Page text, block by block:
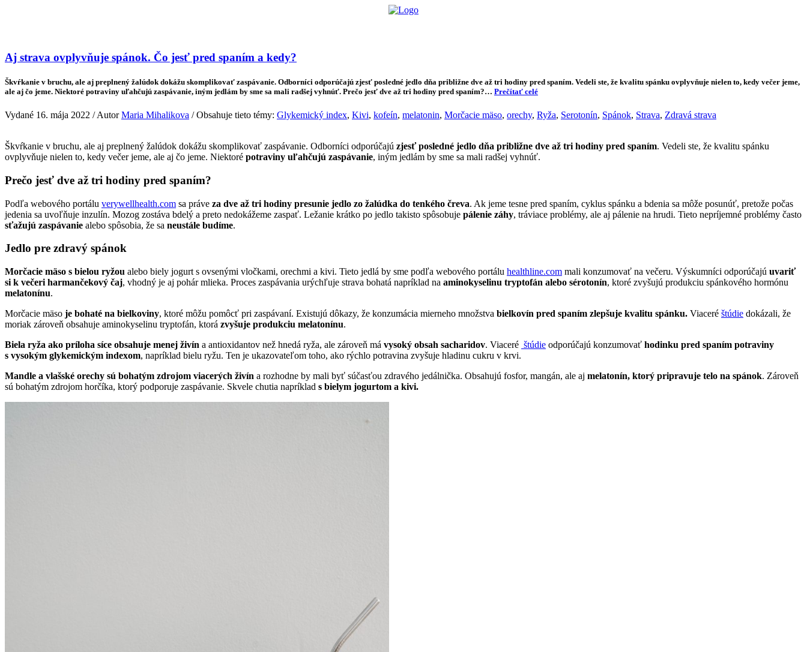
Aj strava ovplyvňuje spánok. Čo jesť pred spaním a kedy?
Škvŕkanie v bruchu, ale aj preplnený žalúdok dokážu skomplikovať zaspávanie. Odborníci odporúčajú zjesť posledné jedlo dňa približne dve až tri hodiny pred spaním. Vedeli ste, že kvalitu spánku ovplyvňuje nielen to, kedy večer jeme,
ale aj čo jeme. Niektoré potraviny uľahčujú zaspávanie, iným jedlám by sme sa mali radšej vyhnúť. Prečo jesť dve až tri hodiny pred spaním?… Prečítať celé
Vydané 16. mája 2022 / AutorMaria Mihalikova / Obsahuje tieto témy: Glykemický index, Kivi, kofeín, melatonin, Morčacie mäso, orechy, Ryža, Serotonín, Spánok, Strava, Zdravá strava
Škvŕkanie v bruchu, ale aj preplnený žalúdok dokážu skomplikovať zaspávanie. Odborníci odporúčajú zjesť posledné jedlo dňa približne dve až tri hodiny pred spaním. Vedeli ste, že kvalitu spánku
ovplyvňuje nielen to, kedy večer jeme, ale aj čo jeme. Niektoré potraviny uľahčujú zaspávanie, iným jedlám by sme sa mali radšej vyhnúť.
Prečo jesť dve až tri hodiny pred spaním?
Podľa webového portálu verywellhealth.com sa práve za dve až tri hodiny presunie jedlo zo žalúdka do tenkého čreva. Ak jeme tesne pred spaním, cyklus spánku a bdenia sa môže posunúť, pretože počas
jedenia sa uvoľňuje inzulín. Mozog zostáva bdelý a preto nedokážeme zaspať. Ležanie krátko po jedlo takisto spôsobuje pálenie záhy, tráviace problémy, ale aj pálenie na hrudi. Tieto nepríjemné problémy často
sťažujú zaspávanie alebo spôsobia, že sa neustále budíme.
Jedlo pre zdravý spánok
Morčacie mäso s bielou ryžou alebo biely jogurt s ovsenými vločkami, orechmi a kivi. Tieto jedlá by sme podľa webového portálu healthline.com mali konzumovať na večeru. Výskumníci odporúčajú uvariť
si k večeri harmančekový čaj, vhodný je aj pohár mlieka. Proces zaspávania urýchľuje strava bohatá napríklad na aminokyselinu tryptofán alebo sérotonín, ktoré zvyšujú produkciu spánkového hormónu
melatonínu.
Morčacie mäso je bohaté na bielkoviny, ktoré môžu pomôcť pri zaspávaní. Existujú dôkazy, že konzumácia mierneho množstva bielkovín pred spaním zlepšuje kvalitu spánku. Viaceré štúdie dokázali, že
moriak zároveň obsahuje aminokyselinu tryptofán, ktorá zvyšuje produkciu melatonínu.
Biela ryža ako príloha síce obsahuje menej živín a antioxidantov než hnedá ryža, ale zároveň má vysoký obsah sacharidov. Viaceré štúdie odporúčajú konzumovať hodinku pred spaním potraviny
s vysokým glykemickým indexom, napríklad bielu ryžu. Ten je ukazovateľom toho, ako rýchlo potravina zvyšuje hladinu cukru v krvi.
Mandle a vlašské orechy sú bohatým zdrojom viacerých živín a rozhodne by mali byť súčasťou zdravého jedálnička. Obsahujú fosfor, mangán, ale aj melatonín, ktorý pripravuje telo na spánok. Zároveň
sú bohatým zdrojom horčíka, ktorý podporuje zaspávanie. Skvele chutia napríklad s bielym jogurtom a kivi.